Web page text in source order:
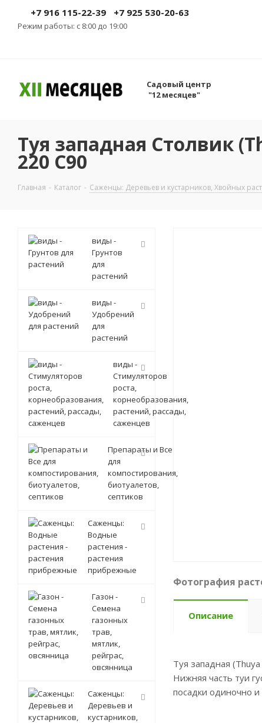
+7 916 115-22-39 +7 925 530-20-63
Режим работы: с 8:00 до 19:00
Садовый центр
"12 месяцев"
Туя западная Столвик
220 C90
Главная - Каталог - Саженцы: Деревьев и кустарников, Хвойных
Фотография
Описание
Туя западная
Нижняя часть туи
посадки одиночно и
виды -
Грунтов
для
растений
виды -
Удобрений
для
растений
виды -
Стимуляторов
роста,
корнеобразования,
растений, рассады,
саженцев
Препараты и Все
для
компостирования,
биотуалетов,
септиков
Саженцы:
Водные
растения -
растения
прибрежные
Газон -
Семена
газонных
трав,
мятлик,
рейграс,
овсянница
Саженцы:
Деревьев и
кустарников,